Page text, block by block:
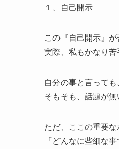
１、自己開示
この『自己開示』が
実際、私もかなり苦
自分の事と言って
そもそも、話題が無
ただ、ここの重要
『どんなに些細な事